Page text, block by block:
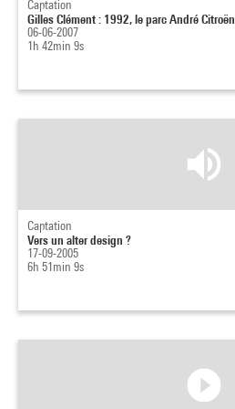
Captation
Gilles Clément : 1992, le parc André Citroën
06-06-2007
1h 42min 9s
Captation
Vers un alter design ?
17-09-2005
6h 51min 9s